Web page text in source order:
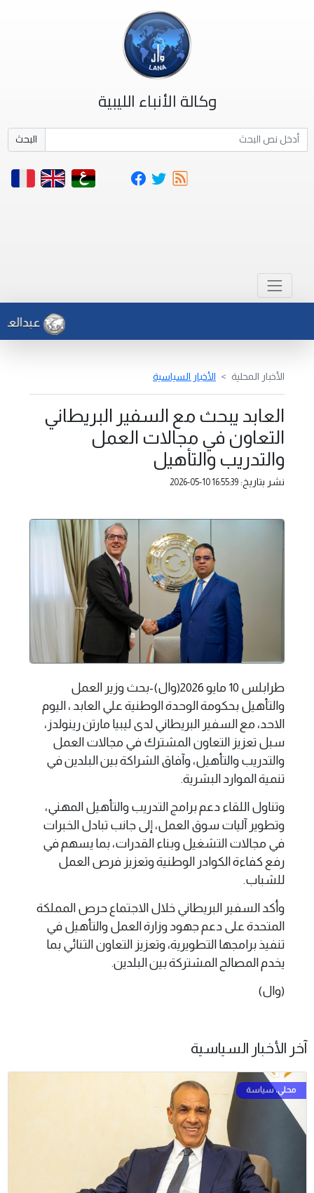
وكالة الأنباء الليبية
البحث
الأخبار المحلية الأخبار السياسية
العابد يبحث مع السفير البريطاني
التعاون في مجالات العمل
والتدريب والتأهيل
نشر بتاريخ: 2026-05-10 16:55:39
طرابلس 10 مايو 2026(وال)-بحث وزير العمل
والتأهيل بحكومة الوحدة الوطنية علي العابد ، اليوم
الاحد، مع السفير البريطاني لدى ليبيا مارتن رينولدز،
سبل تعزيز التعاون المشترك في مجالات العمل
والتدريب والتأهيل، وآفاق الشراكة بين البلدين في
تنمية الموارد البشرية.
وتناول اللقاء دعم برامج التدريب والتأهيل المهني،
وتطوير آليات سوق العمل، إلى جانب تبادل الخبرات
في مجالات التشغيل وبناء القدرات، بما يسهم في
رفع كفاءة الكوادر الوطنية وتعزيز فرص العمل
للشباب.
وأكد السفير البريطاني خلال الاجتماع حرص المملكة
المتحدة على دعم جهود وزارة العمل والتأهيل في
تنفيذ برامجها التطويرية، وتعزيز التعاون الثنائي بما
يخدم المصالح المشتركة بين البلدين.
(وال)
آخر الأخبار السياسية